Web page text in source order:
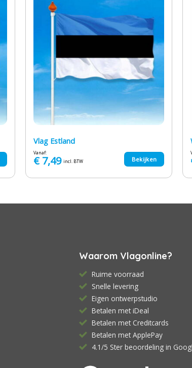
Vlag Estland
Vanaf:
€7,49 incl. BTW Bekijken
Waarom Vlagonline?
Ruime voorraad
Snelle levering
Eigen ontwerpstudio
Betalen met iDeal
Betalen met Creditcards
Betalen met ApplePay
4.1/5 Ster beoordeling in